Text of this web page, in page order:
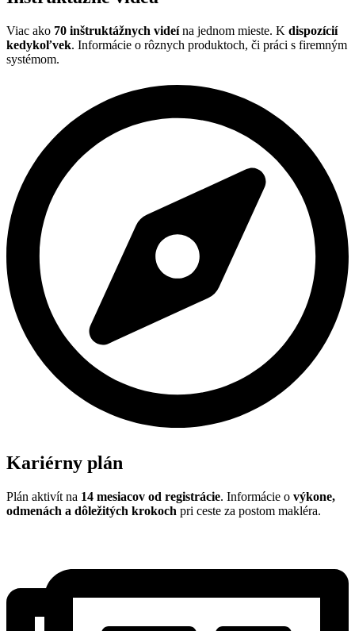
Viac ako 70 inštruktážnych videína jednom mieste. K dispozícií
kedykoľvek. Informácie o rôznych produktoch, či práci s firemným
systémom.
Kariérny plán
Plán aktivít na 14 mesiacov od registrácie. Informácie o výkone,
odmenách a dôležitých krokoch pri ceste za postom makléra.